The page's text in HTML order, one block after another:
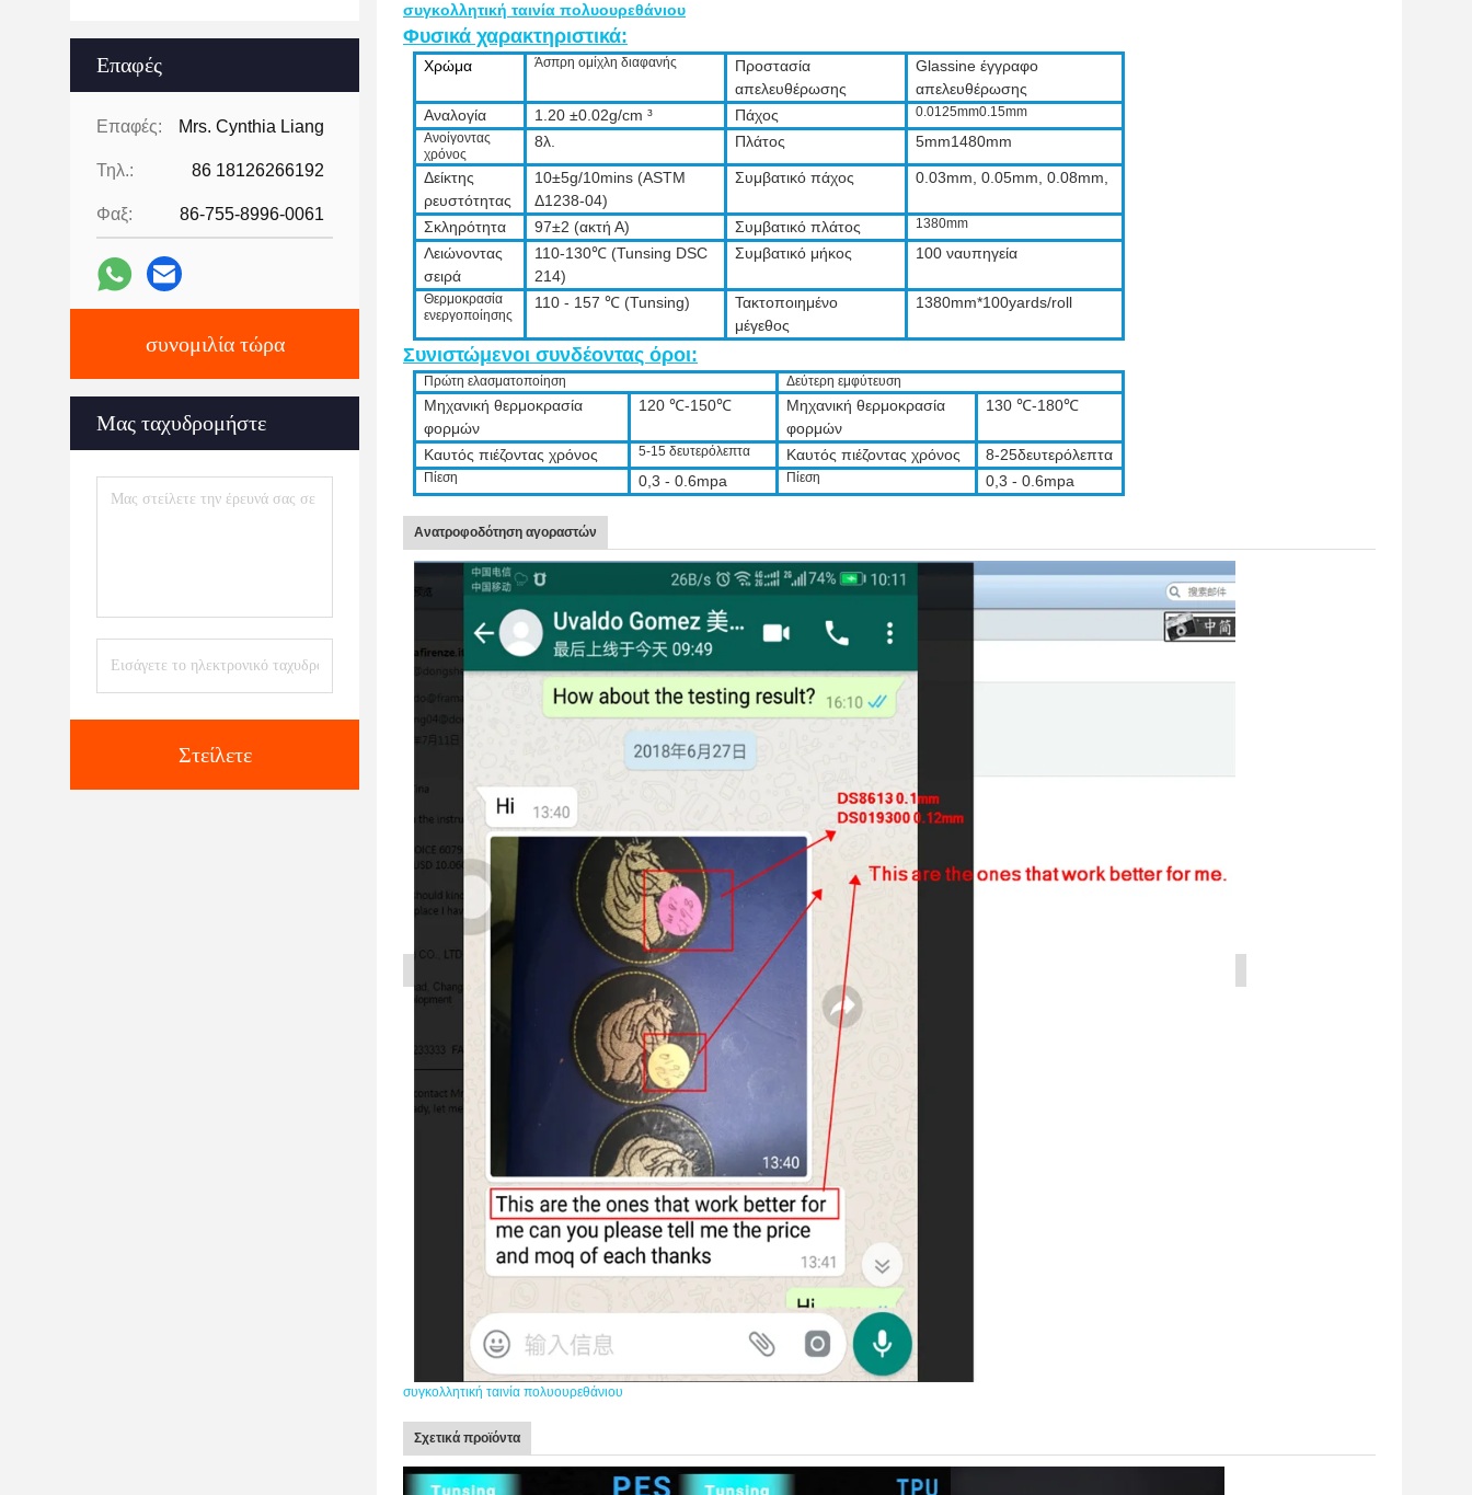
Επαφές
Επαφές: Mrs. Cynthia Liang
Τηλ.: 86 18126266192
Φαξ: 86-755-8996-0061
συνομιλία τώρα
Μας ταχυδρομήστε
Στείλετε
συγκολλητική ταινία πολυουρεθάνιου
Φυσικά χαρακτηριστικά:
Χρώμα Άσπρη ομίχλη διαφανής
Προστασία
απελευθέρωσης
Glassine έγγραφο
απελευθέρωσης
Αναλογία
1.20 ±0.02g/cm ³ Πάχος
0.0125mm0.15mm
Ανοίγοντας
χρόνος
8λ. Πλάτος 5mm1480mm
Δείκτης
ρευστότητας
10±5g/10mins (ASTM
Δ1238-04)
Συμβατικό πάχος 0.03mm, 0.05mm, 0.08mm,
Σκληρότητα 97±2 (ακτή Α) Συμβατικό πλάτος 1380mm
Λειώνοντας
σειρά
110-130℃ (Tunsing DSC
214)
Συμβατικό μήκος 100 ναυπηγεία
Θερμοκρασία
ενεργοποίησης
110 - 157 ℃ (Tunsing)
Τακτοποιημένο
μέγεθος
1380mm*100yards/roll
Συνιστώμενοι συνδέοντας όροι:
Πρώτη ελασματοποίηση Δεύτερη εμφύτευση
Μηχανική θερμοκρασία
φορμών
120 ℃-150℃
Μηχανική θερμοκρασία
φορμών
130 ℃-180℃
Καυτός πιέζοντας χρόνος 5-15 δευτερόλεπτα Καυτός πιέζοντας χρόνος 8-25δευτερόλεπτα
Πίεση 0,3 - 0.6mpa Πίεση 0,3 - 0.6mpa
Ανατροφοδότηση αγοραστών
συγκολλητική ταινία πολυουρεθάνιου
Σχετικά προϊόντα